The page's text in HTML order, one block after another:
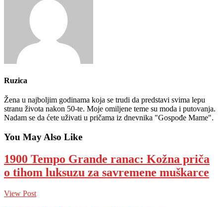
Ruzica
Žena u najboljim godinama koja se trudi da predstavi svima lepu
stranu života nakon 50-te. Moje omiljene teme su moda i putovanja.
Nadam se da ćete uživati u pričama iz dnevnika "Gospođe Mame".
You May Also Like
1900 Tempo Grande ranac: Kožna priča
o tihom luksuzu za savremene muškarce
View Post